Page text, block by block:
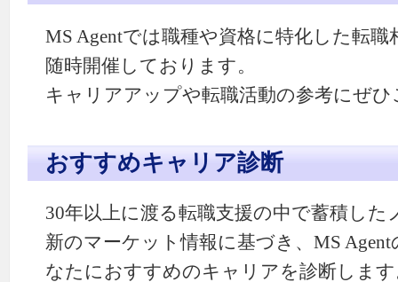
MS Agentでは職種や資格に特化した転
随時開催しております。
キャリアアップや転職活動の参考にぜ
おすすめキャリア診断
30年以上に渡る転職支援の中で蓄積し
新のマーケット情報に基づき、MS
なたにおすすめのキャリアを診断しま